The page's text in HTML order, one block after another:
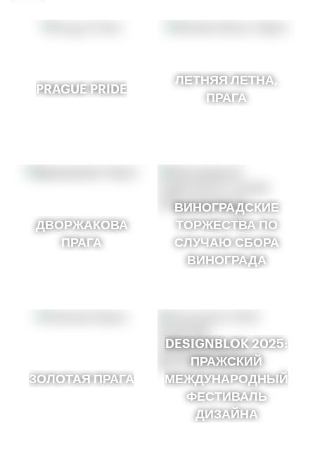
PRAGUE PRIDE
ЛЕТНЯЯ ЛЕТНА,
ПРАГА
ДВОРЖАКОВА
ПРАГА
ВИНОГРАДСКИЕ
ТОРЖЕСТВА ПО
СЛУЧАЮ СБОРА
ВИНОГРАДА
ЗОЛОТАЯ ПРАГА
DESIGNBLOK 2025:
ПРАЖСКИЙ
МЕЖДУНАРОДНЫЙ
ФЕСТИВАЛЬ
ДИЗАЙНА